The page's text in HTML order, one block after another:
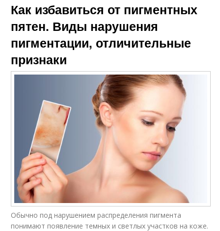
Как избавиться от пигментных
пятен. Виды нарушения
пигментации, отличительные
признаки
Обычно под нарушением распределения пигмента
понимают появление темных и светлых участков на коже.